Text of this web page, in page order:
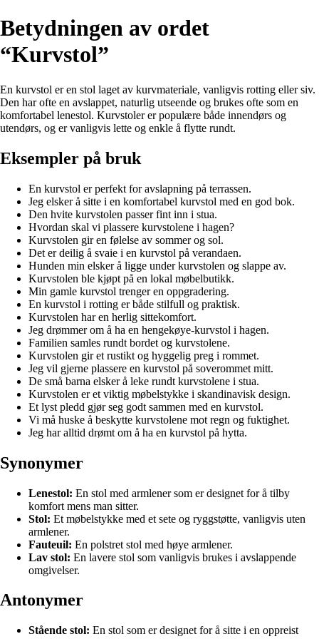
Betydningen av ordet
“Kurvstol”
En kurvstol er en stol laget av kurvmateriale, vanligvis rotting eller siv.
Den har ofte en avslappet, naturlig utseende og brukes ofte som en
komfortabel lenestol. Kurvstoler er populære både innendørs og
utendørs, og er vanligvis lette og enkle å flytte rundt.
Eksempler på bruk
En kurvstol er perfekt for avslapning på terrassen.
Jeg elsker å sitte i en komfortabel kurvstol med en god bok.
Den hvite kurvstolen passer fint inn i stua.
Hvordan skal vi plassere kurvstolene i hagen?
Kurvstolen gir en følelse av sommer og sol.
Det er deilig å svaie i en kurvstol på verandaen.
Hunden min elsker å ligge under kurvstolen og slappe av.
Kurvstolen ble kjøpt på en lokal møbelbutikk.
Min gamle kurvstol trenger en oppgradering.
En kurvstol i rotting er både stilfull og praktisk.
Kurvstolen har en herlig sittekomfort.
Jeg drømmer om å ha en hengekøye-kurvstol i hagen.
Familien samles rundt bordet og kurvstolene.
Kurvstolen gir et rustikt og hyggelig preg i rommet.
Jeg vil gjerne plassere en kurvstol på soverommet mitt.
De små barna elsker å leke rundt kurvstolene i stua.
Kurvstolen er et viktig møbelstykke i skandinavisk design.
Et lyst pledd gjør seg godt sammen med en kurvstol.
Vi må huske å beskytte kurvstolene mot regn og fuktighet.
Jeg har alltid drømt om å ha en kurvstol på hytta.
Synonymer
Lenestol: En stol med armlener som er designet for å tilby
komfort mens man sitter.
Stol: Et møbelstykke med et sete og ryggstøtte, vanligvis uten
armlener.
Fauteuil: En polstret stol med høye armlener.
Lav stol: En lavere stol som vanligvis brukes i avslappende
omgivelser.
Antonymer
Stående stol: En stol som er designet for å sitte i en oppreist